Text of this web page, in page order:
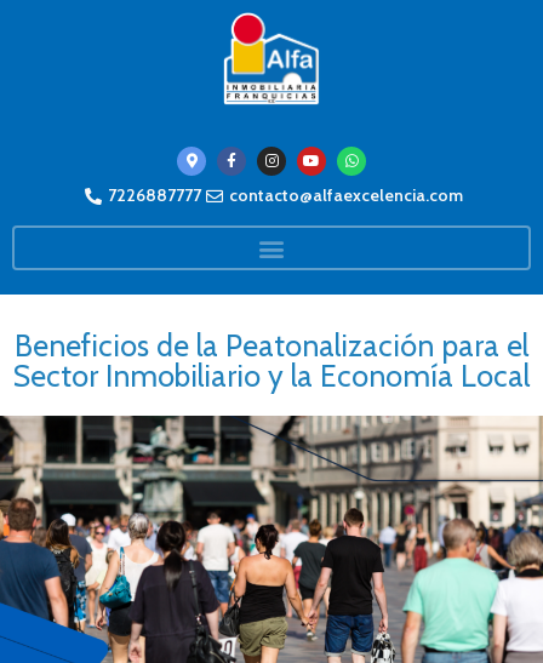
7226887777 contacto@alfaexcelencia.com
Beneficios de la Peatonalización para el
Sector Inmobiliario y la Economía Local